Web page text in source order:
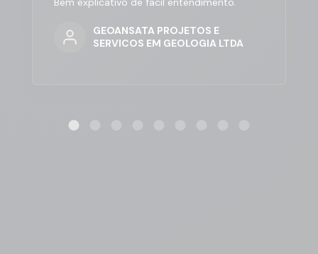
GEOANSATA PROJETOS E
SERVICOS EM GEOLOGIA LTDA